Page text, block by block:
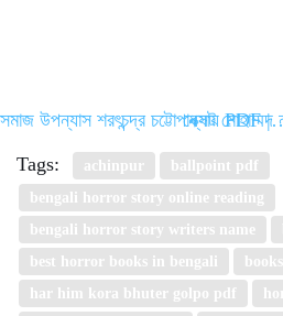
উপন্যাস শরৎচন্দ্র চট্টোপাধ্যায় PDF
নেক্সট
Tags:
achinpur
ballpoint pdf
bengali horror story online reading
bengali horror story writers name
best horror books in bengali
har him kora bhuter golpo pdf